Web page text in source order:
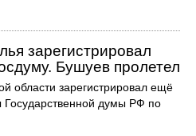
зарегистрировал
Бушуев пролетел
области зарегистрировал ещё
Государственной думы РФ по